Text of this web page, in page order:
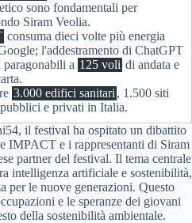
sono fondamentali per
Siram Veolia.
consuma dieci volte più energia
l'addestramento di ChatGPT
a 125 voli di andata e
3.000 edifici sanitari , 1.500 siti
e privati in Italia.
il festival ha ospitato un dibattito
IMPACT e i rappresentanti di Siram
partner del festival. Il tema centrale
intelligenza artificiale e sostenibilità,
per le nuove generazioni. Questo
e le speranze dei giovani
della sostenibilità ambientale.